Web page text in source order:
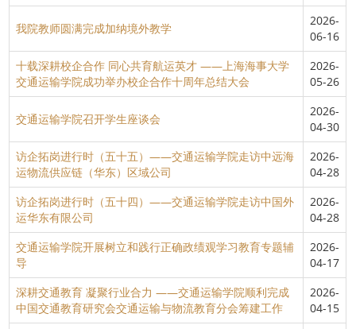
我院教师圆满完成加纳境外教学
2026-
06-16
十载深耕校企合作 同心共育航运英才 ——上海海事大学
交通运输学院成功举办校企合作十周年总结大会
2026-
05-26
交通运输学院召开学生座谈会
2026-
04-30
访企拓岗进行时（五十五）——交通运输学院走访中远海
运物流供应链（华东）区域公司
2026-
04-28
访企拓岗进行时（五十四）——交通运输学院走访中国外
运华东有限公司
2026-
04-28
交通运输学院开展树立和践行正确政绩观学习教育专题辅
导
2026-
04-17
深耕交通教育 凝聚行业合力 ——交通运输学院顺利完成
中国交通教育研究会交通运输与物流教育分会筹建工作
2026-
04-15